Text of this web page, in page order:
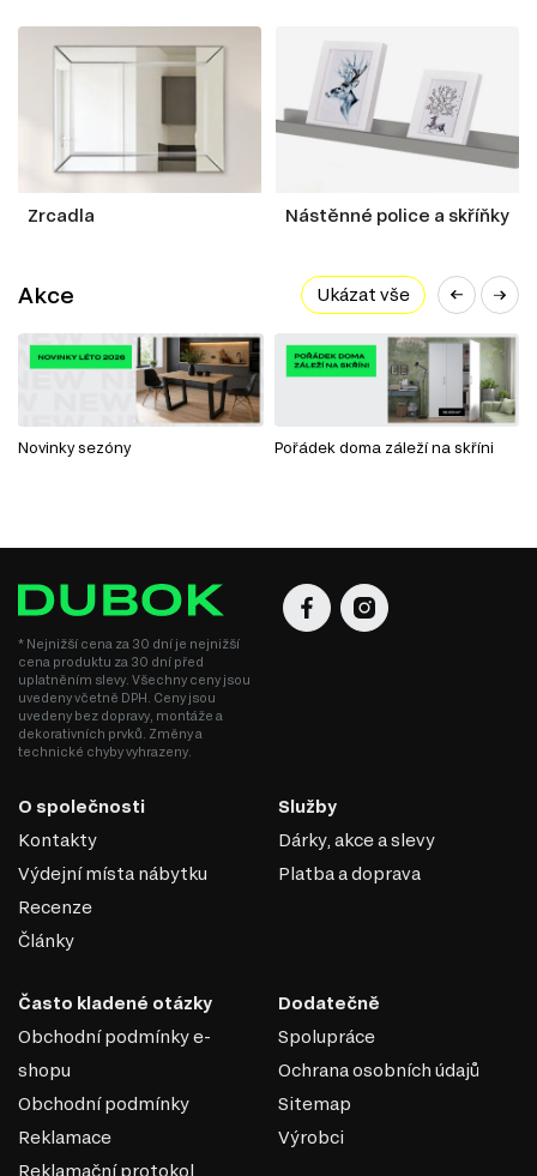
Zrcadla Nástěnné police a skříňky
Akce Ukázat vše
Novinky sezóny Pořádek doma záleží na skříni
* Nejnižší cena za 30 dní je nejnižší
cena produktu za 30 dní před
uplatněním slevy. Všechny ceny jsou
uvedeny včetně DPH. Ceny jsou
uvedeny bez dopravy, montáže a
dekorativních prvků. Změny a
technické chyby vyhrazeny.
O společnosti
Kontakty
Výdejní místa nábytku
Recenze
Články
Služby
Dárky, akce a slevy
Platba a doprava
Často kladené otázky
Obchodní podmínky e-
shopu
Obchodní podmínky
Reklamace
Reklamační protokol
Dodatečně
Spolupráce
Ochrana osobních údajů
Sitemap
Výrobci